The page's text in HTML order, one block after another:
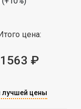
цена:
1563 ₽
лучшей цены